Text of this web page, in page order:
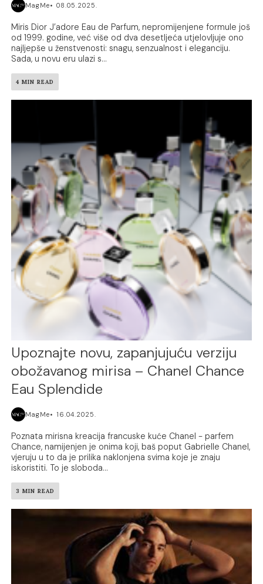
MagMe 08.05.2025.
Miris Dior J’adore Eau de Parfum, nepromijenjene formule još
od 1999. godine, već više od dva desetljeća utjelovljuje ono
najljepše u ženstvenosti: snagu, senzualnost i eleganciju.
Sada, u novu eru ulazi s...
4 MIN READ
Upoznajte novu, zapanjujuću verziju
obožavanog mirisa – Chanel Chance
Eau Splendide
MagMe 16.04.2025.
Poznata mirisna kreacija francuske kuće Chanel - parfem
Chance, namijenjen je onima koji, baš poput Gabrielle Chanel,
vjeruju u to da je prilika naklonjena svima koje je znaju
iskoristiti. To je sloboda...
3 MIN READ